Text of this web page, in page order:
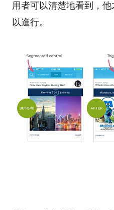
用者可以清楚地看到，
以進行。